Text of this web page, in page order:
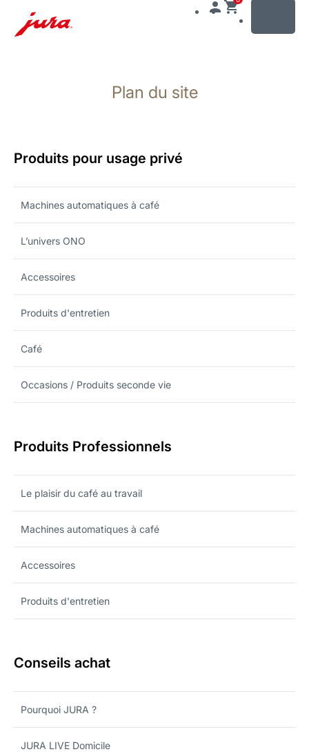
Plan du site
Produits pour usage privé
Machines automatiques à café
L’univers ONO
Accessoires
Produits d'entretien
Café
Occasions / Produits seconde vie
Produits Professionnels
Le plaisir du café au travail
Machines automatiques à café
Accessoires
Produits d'entretien
Conseils achat
Pourquoi JURA ?
JURA LIVE Domicile